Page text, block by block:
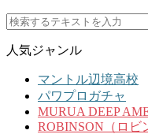
人気ジャンル
マントル辺境高校
パワプロガチャ
MURUA DEEP
ROBINSON（ロビ